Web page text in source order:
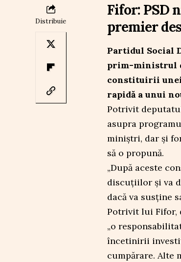
Distribuie
Fifor: PSD
premier
Partidul Social
prim-ministrul
constituirii
rapidă a unui
Potrivit
asupra
miniștri, dar și
să o propună.
„După aceste
discuțiilor și va
dacă va susține
Potrivit lui Fifor,
„o
încetinirii
cumpărare. Alte